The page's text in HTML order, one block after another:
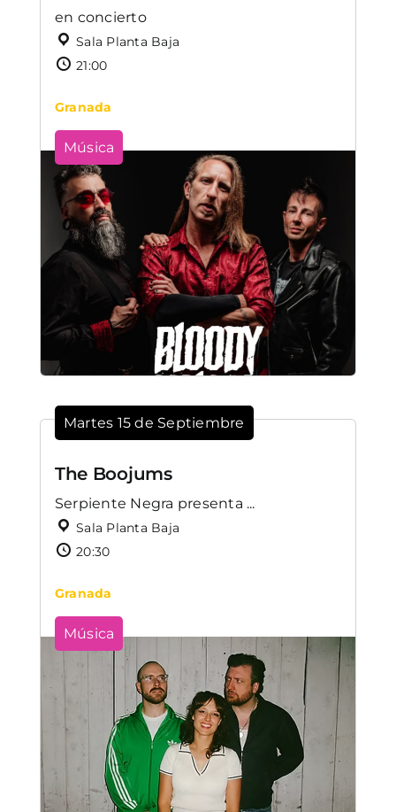
en concierto
Sala Planta Baja
21:00
Granada
Música
Martes 15 de Septiembre
The Boojums
Serpiente Negra presenta ...
Sala Planta Baja
20:30
Granada
Música